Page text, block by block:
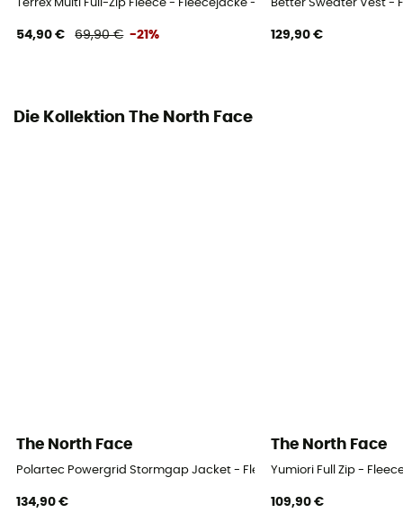
Terrex Multi Full-Zip Fleece - Fleecejacke - Herren
54,90 € 69,90 € -21%
Better Sweater Vest -
129,90 €
Die Kollektion The North Face
The North Face
Polartec Powergrid Stormgap Jacket - Fleecejacke - Herren
134,90 €
The North Face
Yumiori Full Zip -
109,90 €